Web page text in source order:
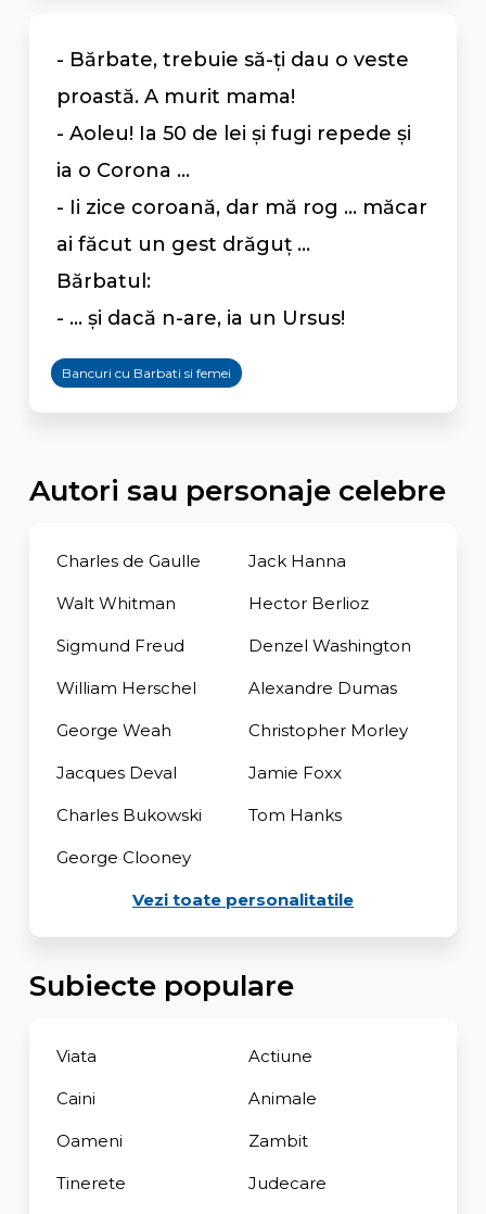
- Bărbate, trebuie să-ți dau o veste
proastă. A murit mama!
- Aoleu! Ia 50 de lei și fugi repede și
ia o Corona ...
- Ii zice coroană, dar mă rog ... măcar
ai făcut un gest drăguț ...
Bărbatul:
- ... și dacă n-are, ia un Ursus!
Bancuri cu Barbati si femei
Autori sau personaje celebre
Charles de Gaulle Jack Hanna
Walt Whitman Hector Berlioz
Sigmund Freud Denzel Washington
William Herschel Alexandre Dumas
George Weah Christopher Morley
Jacques Deval Jamie Foxx
Charles Bukowski Tom Hanks
George Clooney
Vezi toate personalitatile
Subiecte populare
Viata Actiune
Caini Animale
Oameni Zambit
Tinerete Judecare